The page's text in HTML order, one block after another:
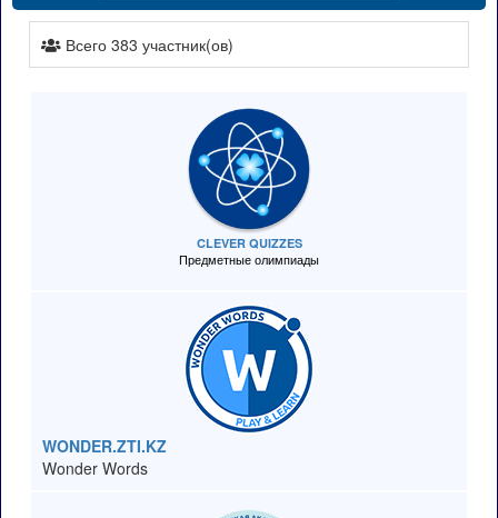
Всего 383 участник(ов)
CLEVER QUIZZES
Предметные олимпиады
WONDER.ZTI.KZ
Wonder Words